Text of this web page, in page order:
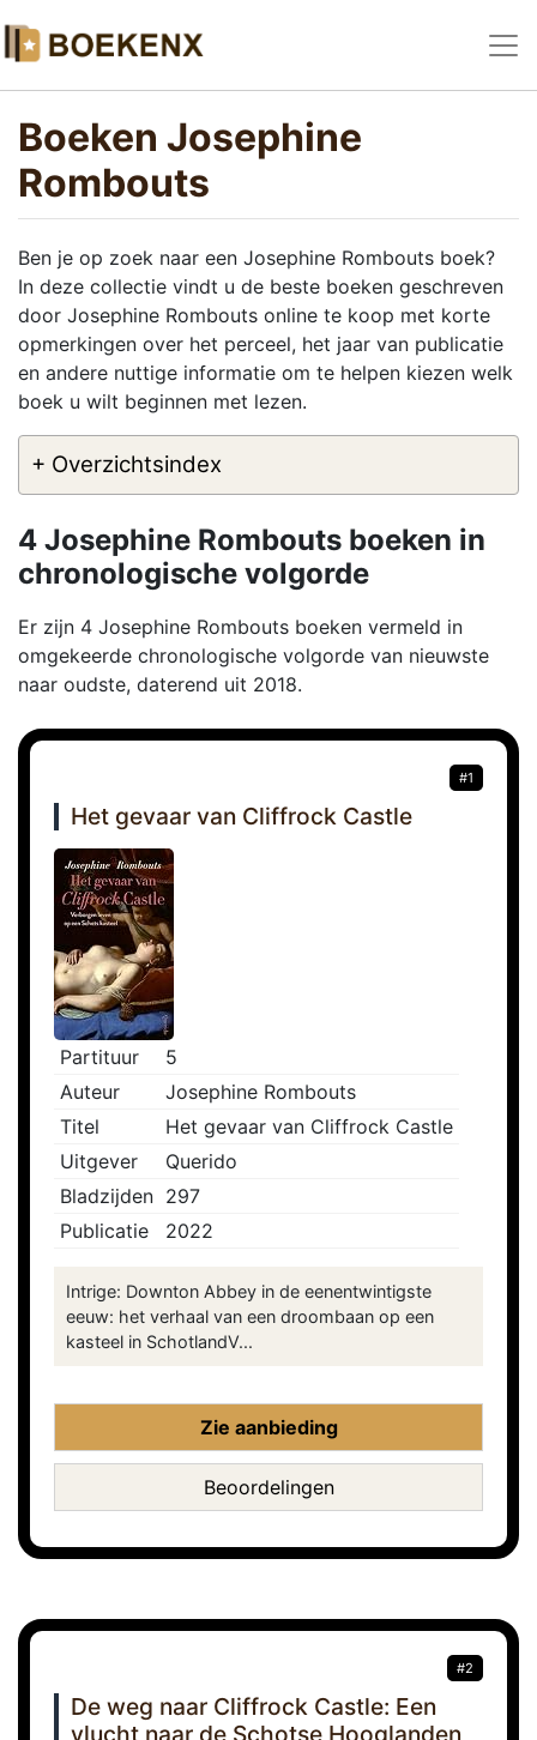
Boeken Josephine
Rombouts
Ben je op zoek naar een Josephine Rombouts boek?
In deze collectie vindt u de beste boeken geschreven
door Josephine Rombouts online te koop met korte
opmerkingen over het perceel, het jaar van publicatie
en andere nuttige informatie om te helpen kiezen welk
boek u wilt beginnen met lezen.
+ Overzichtsindex
4 Josephine Rombouts boeken in
chronologische volgorde
Er zijn 4 Josephine Rombouts boeken vermeld in
omgekeerde chronologische volgorde van nieuwste
naar oudste, daterend uit 2018.
#1
Het gevaar van Cliffrock Castle
Partituur
5
Auteur
Josephine Rombouts
Titel
Het gevaar van Cliffrock Castle
Uitgever
Querido
Bladzijden 297
Publicatie
2022
Intrige: Downton Abbey in de eenentwintigste
eeuw: het verhaal van een droombaan op een
kasteel in SchotlandV...
Zie aanbieding
Beoordelingen
#2
De weg naar Cliffrock Castle: Een